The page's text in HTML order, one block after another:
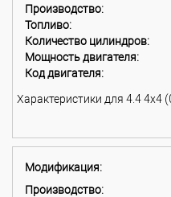
Производство:
Топливо:
Количество цилиндров:
Мощность двигателя:
Код двигателя:
Характеристики для 4.4 4x4
Модификация:
Производство: